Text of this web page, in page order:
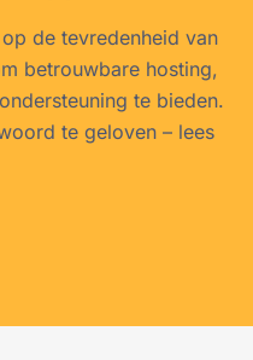
de tevredenheid van
betrouwbare hosting,
te bieden.
te geloven – lees